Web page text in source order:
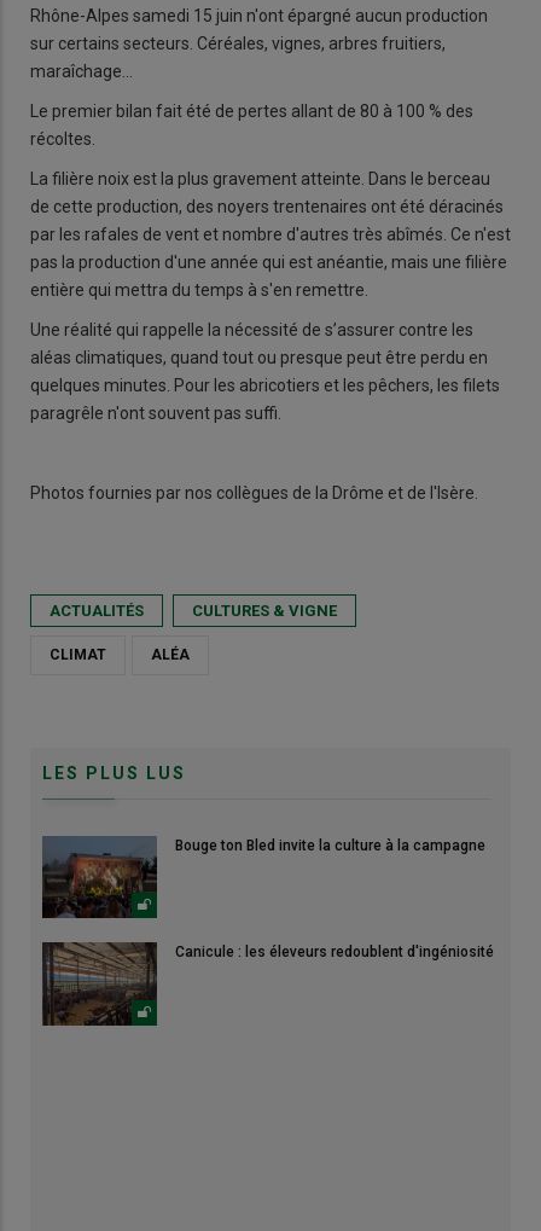
Rhône-Alpes samedi 15 juin n'ont épargné aucun production
sur certains secteurs. Céréales, vignes, arbres fruitiers,
maraîchage...
Le premier bilan fait été de pertes allant de 80 à 100 % des
récoltes.
La filière noix est la plus gravement atteinte. Dans le berceau
de cette production, des noyers trentenaires ont été déracinés
par les rafales de vent et nombre d'autres très abîmés. Ce n'est
pas la production d'une année qui est anéantie, mais une filière
entière qui mettra du temps à s'en remettre.
Une réalité qui rappelle la nécessité de s’assurer contre les
aléas climatiques, quand tout ou presque peut être perdu en
quelques minutes. Pour les abricotiers et les pêchers, les filets
paragrêle n'ont souvent pas suffi.
Photos fournies par nos collègues de la Drôme et de l'Isère.
ACTUALITÉS CULTURES & VIGNE
CLIMAT ALÉA
LES PLUS LUS
Bouge ton Bled invite la culture à la campagne
Canicule : les éleveurs redoublent d'ingéniosité